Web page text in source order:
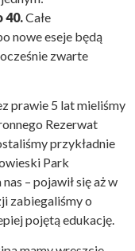
40.Całe
nowe eseje będą
zwarte
prawie 5 lat mieliśmy
Rezerwat
przykładnie
Park
– pojawił się aż w
zabiegaliśmy o
pojętą edukację.